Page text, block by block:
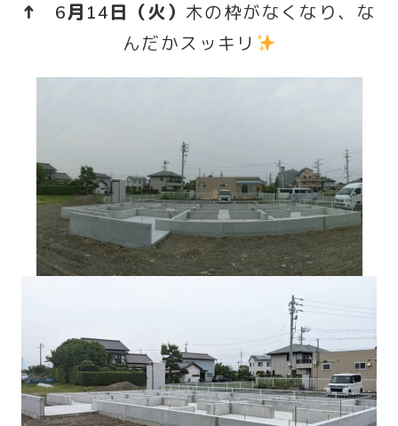
↑ 6月14日（火） 木の枠がなくなり、な
んだかスッキリ